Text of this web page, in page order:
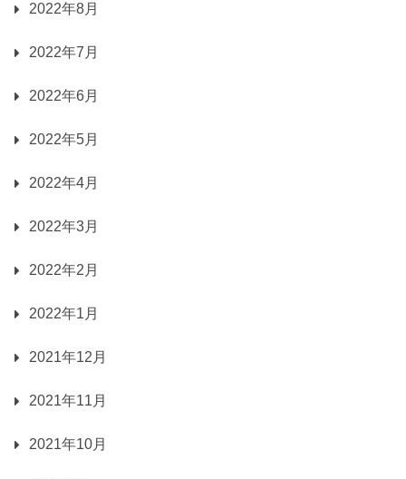
2022年8月
2022年7月
2022年6月
2022年5月
2022年4月
2022年3月
2022年2月
2022年1月
2021年12月
2021年11月
2021年10月